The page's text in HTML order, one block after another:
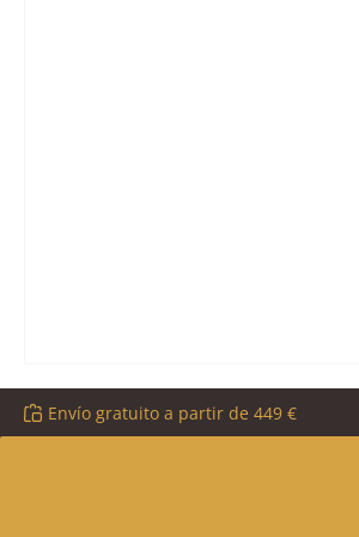
Envío gratuito a partir de 449 €